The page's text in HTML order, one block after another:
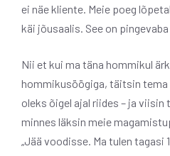
ei näe kliente. Meie poeg
käi jõusaalis. See on pingevaba
Nii et kui ma täna hommikul
hommikusöögiga, täitsin tema
oleks õigel ajal riides – ja
minnes läksin meie
„Jää voodisse. Ma tulen tagasi